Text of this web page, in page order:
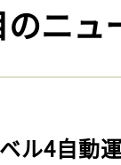
ニュ
ベル4自動